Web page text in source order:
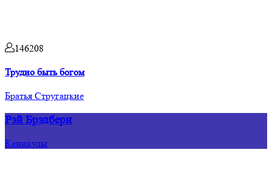
146208
Трудно быть богом
Братья Стругацкие
Рэй Брэдбери
Каникулы